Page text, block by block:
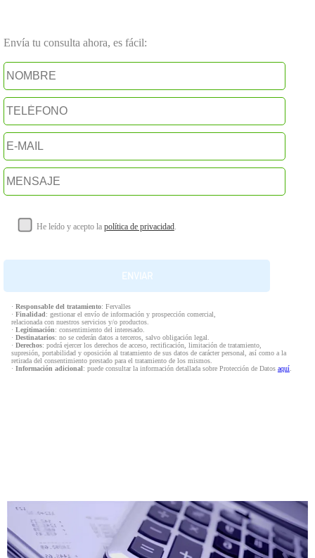
Envía tu consulta ahora, es fácil:
He leído y acepto la política de privacidad.
· Responsable del tratamiento: Fervalles
· Finalidad: gestionar el envío de información y prospección comercial,
relacionada con nuestros servicios y/o productos.
· Legitimación: consentimiento del interesado.
· Destinatarios: no se cederán datos a terceros, salvo obligación legal.
· Derechos: podrá ejercer los derechos de acceso, rectificación, limitación de tratamiento,
supresión, portabilidad y oposición al tratamiento de sus datos de carácter personal, así como a la
retirada del consentimiento prestado para el tratamiento de los mismos.
· Información adicional: puede consultar la información detallada sobre Protección de Datos aquí.